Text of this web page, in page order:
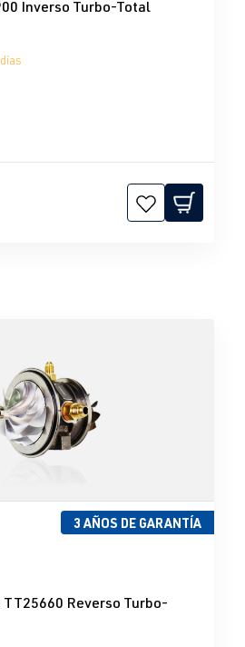
Inverso Turbo-Total
3 AÑOS DE GARANTÍA
de 0 de 5 estrellas
Reverso Turbo-